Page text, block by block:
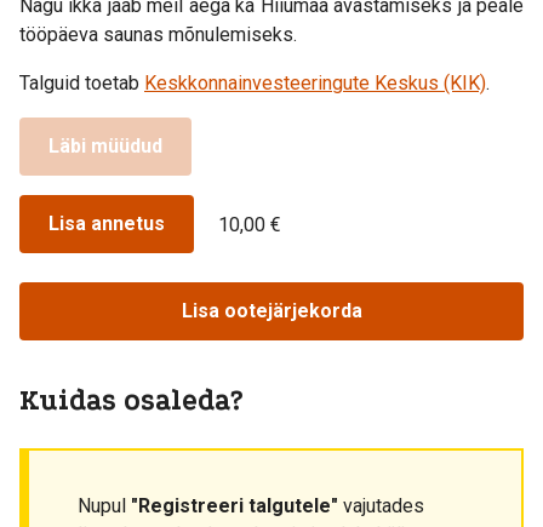
Nagu ikka jääb meil aega ka Hiiumaa avastamiseks ja peale
tööpäeva saunas mõnulemiseks.
Talguid toetab Keskkonnainvesteeringute Keskus (KIK).
Läbi müüdud
Lisa annetus 10,00 €
Lisa ootejärjekorda
Kuidas osaleda?
Nupul "Registreeri talgutele" vajutades